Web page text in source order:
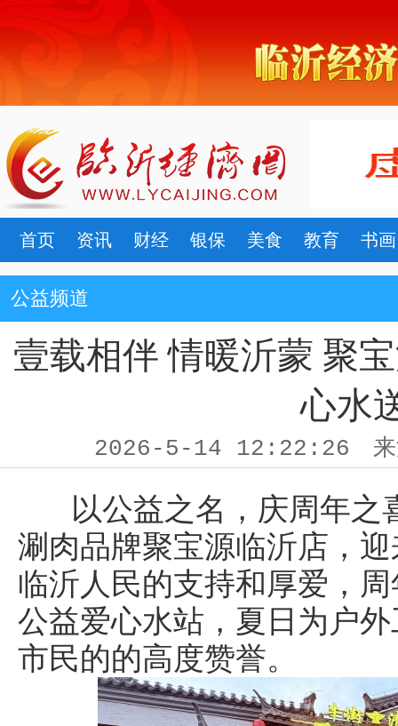
首页 资讯 财经 银保 美食 教育 书画
公益频道
壹载相伴 情暖沂蒙 聚
心水
2026-5-14 12:22:26
以公益之名，庆周年之
涮肉品牌聚宝源临沂店，
临沂人民的支持和厚爱，
公益爱心水站，夏日为户
市民的的高度赞誉。